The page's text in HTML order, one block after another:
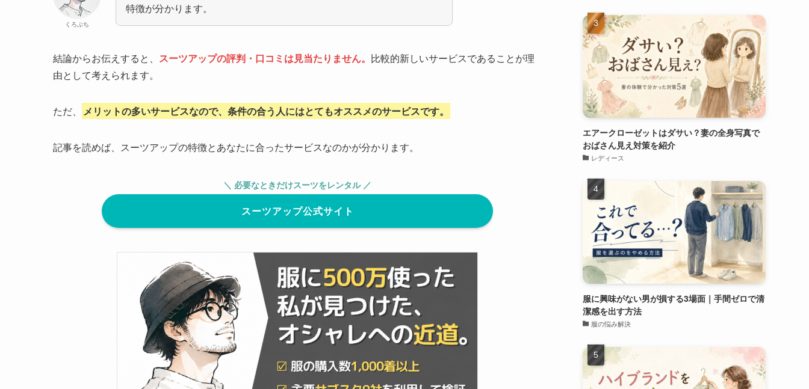
くろぶち
特徴が分かります。
結論からお伝えすると、 スーツアップの評判・口コミは見当たりません。 比較的新しいサービスであることが理
由として考えられます。
ただ、 メリットの多いサービスなので、条件の合う人にはとてもオススメのサービスです。
記事を読めば、スーツアップの特徴とあなたに合ったサービスなのかが分かります。
＼ 必要なときだけスーツをレンタル ／
スーツアップ公式サイト
エアークローゼットはダサい？妻の全身写真で
おばさん見え対策を紹介
レディース
服に興味がない男が損する3場面｜手間ゼロで清
潔感を出す方法
服の悩み解決